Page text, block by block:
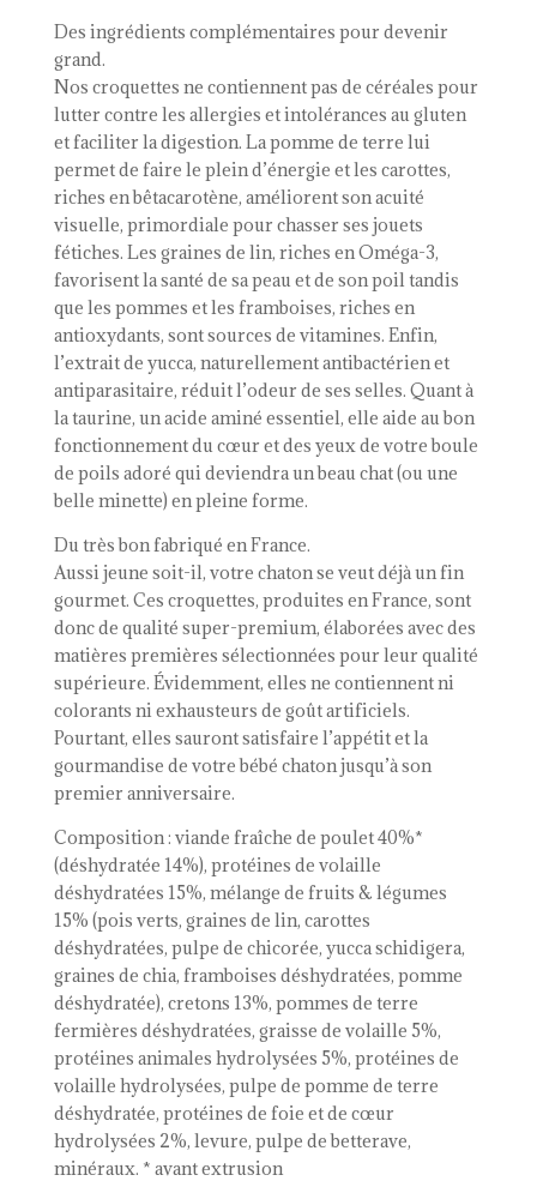
Des ingrédients complémentaires pour devenir
grand.
Nos croquettes ne contiennent pas de céréales pour
lutter contre les allergies et intolérances au gluten
et faciliter la digestion. La pomme de terre lui
permet de faire le plein d’énergie et les carottes,
riches en bêtacarotène, améliorent son acuité
visuelle, primordiale pour chasser ses jouets
fétiches. Les graines de lin, riches en Oméga-3,
favorisent la santé de sa peau et de son poil tandis
que les pommes et les framboises, riches en
antioxydants, sont sources de vitamines. Enfin,
l’extrait de yucca, naturellement antibactérien et
antiparasitaire, réduit l’odeur de ses selles. Quant à
la taurine, un acide aminé essentiel, elle aide au bon
fonctionnement du cœur et des yeux de votre boule
de poils adoré qui deviendra un beau chat (ou une
belle minette) en pleine forme.
Du très bon fabriqué en France.
Aussi jeune soit-il, votre chaton se veut déjà un fin
gourmet. Ces croquettes, produites en France, sont
donc de qualité super-premium, élaborées avec des
matières premières sélectionnées pour leur qualité
supérieure. Évidemment, elles ne contiennent ni
colorants ni exhausteurs de goût artificiels.
Pourtant, elles sauront satisfaire l’appétit et la
gourmandise de votre bébé chaton jusqu’à son
premier anniversaire.
Composition : viande fraîche de poulet 40%*
(déshydratée 14%), protéines de volaille
déshydratées 15%, mélange de fruits & légumes
15% (pois verts, graines de lin, carottes
déshydratées, pulpe de chicorée, yucca schidigera,
graines de chia, framboises déshydratées, pomme
déshydratée), cretons 13%, pommes de terre
fermières déshydratées, graisse de volaille 5%,
protéines animales hydrolysées 5%, protéines de
volaille hydrolysées, pulpe de pomme de terre
déshydratée, protéines de foie et de cœur
hydrolysées 2%, levure, pulpe de betterave,
minéraux. * avant extrusion